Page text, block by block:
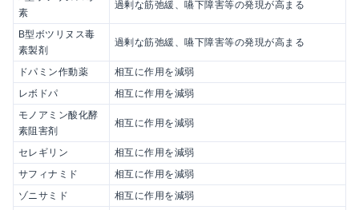
素
過剰な筋弛緩、嚥下障害等の発現が高まる
B型ボツリヌス毒
素製剤
過剰な筋弛緩、嚥下障害等の発現が高まる
ドパミン作動薬
相互に作用を減弱
レボドパ
相互に作用を減弱
モノアミン酸化酵
素阻害剤
相互に作用を減弱
セレギリン
相互に作用を減弱
サフィナミド
相互に作用を減弱
ゾニサミド
相互に作用を減弱